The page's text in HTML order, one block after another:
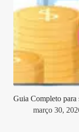
Guia Completo para
março 30,